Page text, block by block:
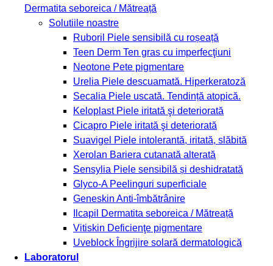
Dermatita seboreica / Mătreață
Solutiile noastre
Ruboril
Piele sensibilă cu roșeață
Teen Derm Ten gras cu imperfecţiuni
Neotone Pete pigmentare
Urelia Piele descuamată. Hiperkeratoză
Secalia Piele uscată. Tendință atopică.
Keloplast Piele iritată şi deteriorată
Cicapro Piele iritată şi deteriorată
Suavigel Piele intolerantă, iritată, slăbită
Xerolan Bariera cutanată alterată
Sensylia Piele sensibilă și deshidratată
Glyco-A Peelinguri superficiale
Geneskin Anti-îmbătrânire
Ilcapil
Dermatita seboreica / Mătreață
Vitiskin Deficienţe pigmentare
Uveblock Îngrijire solară dermatologică
Laboratorul